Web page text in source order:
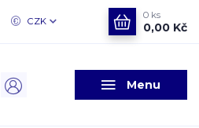
Menu
CZK
0 ks
0,00 Kč